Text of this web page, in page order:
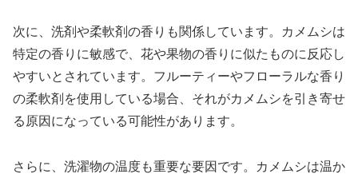
次に、洗剤や柔軟剤の香りも関係しています。カメムシは
特定の香りに敏感で、花や果物の香りに似たものに反応し
やすいとされています。フルーティーやフローラルな香り
の柔軟剤を使用している場合、それがカメムシを引き寄せ
る原因になっている可能性があります。
さらに、洗濯物の温度も重要な要因です。カメムシは温か